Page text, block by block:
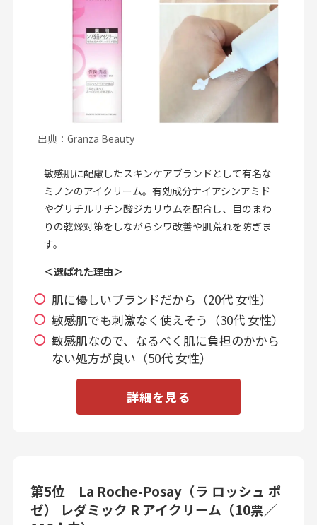
出典：Granza Beauty
敏感肌に配慮したスキンケアブランドとして有名な
ミノンのアイクリーム。有効成分ナイアシンアミド
やグリチルリチン酸ジカリウムを配合し、目のまわ
りの乾燥対策をしながらシワ改善や肌荒れを防ぎま
す。
＜選ばれた理由＞
肌に優しいブランドだから（20代 女性）
敏感肌でも刺激なく使えそう（30代 女性）
敏感肌なので、なるべく肌に負担のかから
ない処方が良い（50代 女性）
詳細を見る
第5位 La Roche-Posay（ラ ロッシュ ポ
ゼ） レダミック R アイクリーム（10票／